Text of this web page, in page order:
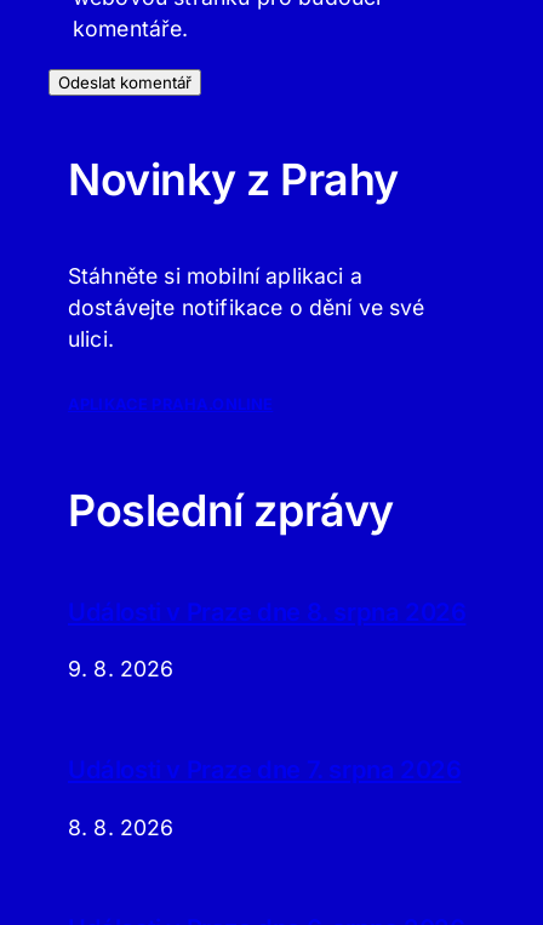
komentáře.
Novinky z Prahy
Stáhněte si mobilní aplikaci a
dostávejte notifikace o dění ve své
ulici.
APLIKACE PRAHA.ONLINE
Poslední zprávy
Události v Praze dne 8. srpna 2026
9. 8. 2026
Události v Praze dne 7. srpna 2026
8. 8. 2026